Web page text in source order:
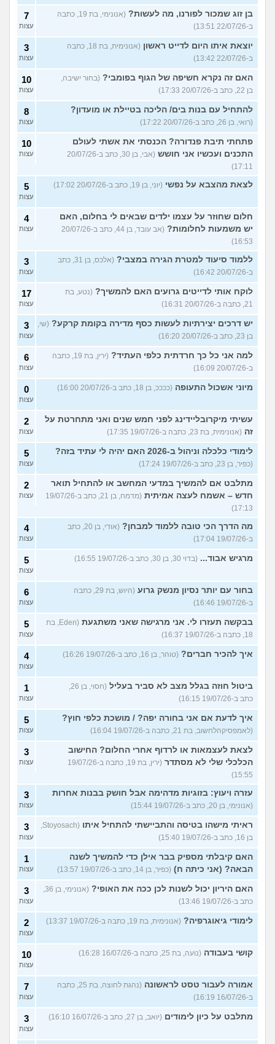
בן זוג שמכור לפורנו, מה לעשות?
(אנונימי, בת 19, כתבה
ב-22/07/26 13:51)
7
עצות
יוצאת איתו היום לדייט ראשון
(אנונימית, בת 18, כתבה
ב-22/07/26 13:42)
3
עצות
האם זה נקרא חשיפה של הגוף בפומבי? (בחור ישיבה,
בן 22, כתב ב-20/07/26 17:33)
10
עצות
להתחיל עם בנות בים/ הליכה בטיילת או מועדון?
(רואי, בן 26, כתב ב-20/07/26 17:22)
8
עצות
פתחתי תיבת פנדורה? הכנסתי את אשתי לעולם
התכנים ועכשיו אני חושש
(אבי, בן 30, כתב ב-20/07/26
17:11)
10
עצות
לצאת מהצבא על נפשי (יוני, בן 19, כתב ב-20/07/26 17:02) 5
עצות
חלום שחוזר על עצמו ילדים שבאים לי בחלום, האם
יש משמעות לחלומות?
(אב עובד, בן 44, כתב ב-20/07/26
16:53)
4
עצות
ללמוד סיעוד למטרת הגירה במצבי?
(אלכס, בן 31, כתב
ב-20/07/26 16:42)
3
עצות
לוקח אותי לדייטים גרועים האם להמשיך? (נטע, בת
21, כתבה ב-20/07/26 16:31)
17
עצות
יש דרכים יצירתיות לעשות כסף מדירה בקומת קרקע? (שי,
בן 23, כתב ב-20/07/26 16:20)
3
עצות
למה אני כל כך חרדתית כלפי העתיד?
(ירין, בת 19, כתבה
ב-20/07/26 16:09)
6
עצות
מיוני אשכול התעופה (ככככ, בן 18, כתב ב-20/07/26 16:00) 0
עצות
עשיתי מיקרובליידינג לפני חמש שנים ואני מתחרטת על
זה (אנונימית, בת 23, כתבה ב-19/07/26 17:35)
2
עצות
לימודי כלכלה וניהול ב-2026 האם יהיה לי עתיד בזה?
(כפיר, בן 23, כתב ב-19/07/26 17:24)
5
עצות
מתלבט אם להמשיך במדעי המחשב או להתחיל תואר
חדש – אשמח לעצה אמיתית
(מדמח, בן 21, כתב ב-19/07/26
17:13)
2
עצות
מה הדרך הכי טובה ללמוד למבחן?
(אודי, בן 20, כתב
ב-19/07/26 17:04)
4
עצות
מרגיש אבוד... (בדוי 30, בן 30, כתב ב-19/07/26 16:55) 5
עצות
בחור עם יותר נסיון מנשק גרוע
(היוש, בת 29, כתבה
ב-19/07/26 16:46)
6
עצות
בבקשה תעזרו לי. אני מרגישה שאני משתגעת
(Eden, בת
18, כתבה ב-19/07/26 16:37)
5
עצות
איך להכיר חברים? (טוהר, בן 16, כתב ב-19/07/26 16:26) 4
עצות
ביטול חוזה בגלל מצב לא סביר בעליל
(חסוי, בן 26,
כתב ב-19/07/26 16:15)
1
עצות
איך לדעת אם אני בחורה יפה? / מושכת כלפי חוץ?
(לאמפסיקהלחשוב, בת 21, כתבה ב-19/07/26 16:04)
5
עצות
לצאת לעצמאות או לרדוף אחרי החלום? החישוב
הכלכלי שלי לא מסתדר
(ירין, בת 19, כתבה ב-19/07/26
15:55)
3
עצות
עזרה ויעוץ: בזוגיות מדהימה אבל חושק בבנות אחרות
(אנונימי, בן 20, כתב ב-19/07/26 15:44)
3
עצות
ראיתי מישהו בטיסה והתביישתי להתחיל איתו
(Stoyosach,
בן 16, כתב ב-19/07/26 15:40)
3
עצות
האם קיבלתי מספיק בבר אילן כדי להמשיך לשנה
הבאה? (אני כיתה ח) (כפיר, בן 14, כתב ב-19/07/26 13:57)
1
עצות
האם היריון יכול לשנות לכן ככה את האופי?
(אנונימי, בן 36,
כתב ב-19/07/26 13:46)
3
עצות
לימודי גיאוגרפיה? (אנונימית, בת 19, כתבה ב-19/07/26 13:37) 2
עצות
קושי בעבודה (נועה, בת 25, כתבה ב-16/07/26 16:28) 10
עצות
אמורה לעבור טסט לראשונה
(נהגת לחוצה, בת 25, כתבה
ב-16/07/26 16:19)
7
עצות
מתלבט על כיון לימודים (יואב, בן 27, כתב ב-16/07/26 16:10) 3
עצות